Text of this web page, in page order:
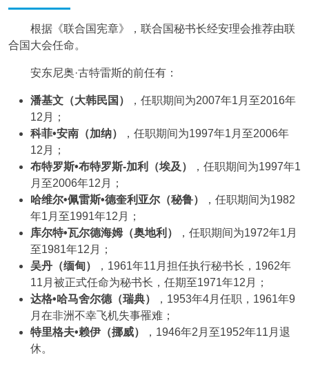
根据《联合国宪章》，联合国秘书长经安理会推荐由联
合国大会任命。
安东尼奥·古特雷斯的前任有：
潘基文（大韩民国）
，任职期间为2007年1月至2016年
12月；
科菲•安南（加纳）
，任职期间为1997年1月至2006年
12月；
布特罗斯•布特罗斯-加利（埃及）
，任职期间为1997年1
月至2006年12月；
哈维尔•佩雷斯•德奎利亚尔（秘鲁）
，任职期间为1982
年1月至1991年12月；
库尔特•瓦尔德海姆（奥地利）
，任职期间为1972年1月
至1981年12月；
吴丹（缅甸）
，1961年11月担任执行秘书长，1962年
11月被正式任命为秘书长，任期至1971年12月；
达格•哈马舍尔德（瑞典）
，1953年4月任职，1961年9
月在非洲不幸飞机失事罹难；
特里格夫•赖伊（挪威）
，1946年2月至1952年11月退
休。